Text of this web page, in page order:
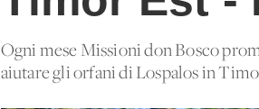
Ogni mese Missioni don Bosco
aiutare gli orfani di Lospalos in